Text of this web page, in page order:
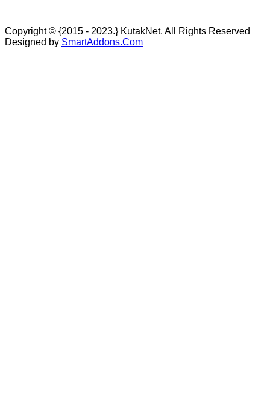
Copyright © {2015 - 2023.} KutakNet. All Rights Reserved
Designed by SmartAddons.Com